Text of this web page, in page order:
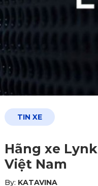
TIN XE
Hãng xe
Việt Nam
By: KATAVINA